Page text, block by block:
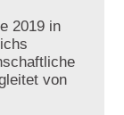
2019 in
von